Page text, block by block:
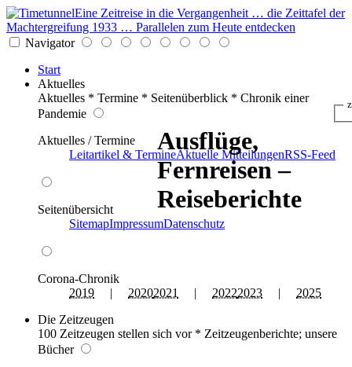
Eine Zeitreise in die Vergangenheit … die Zeittafel der
Machtergreifung 1933 … Parallelen zum Heute entdecken
Navigator
Start
Aktuelles
Aktuelles * Termine * Seitenüberblick * Chronik einer
Pandemie
Aktuelles / Termine
Leitartikel & TermineAktuelle MitteilungenRSS-Feed
Seitenübersicht
SitemapImpressumDatenschutz
Corona-Chronik
2019 | 20202021 | 20222023 | 2025
Die Zeitzeugen
100 Zeitzeugen stellen sich vor * Zeitzeugenberichte; unsere
Bücher
Ausflüge,
Fernreisen –
Reiseberichte